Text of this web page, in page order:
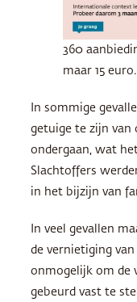
360
maar 15 euro.
In sommige
getuige te zijn van
ondergaan, wat
Slachtoffers
in het bijzijn van
In veel gevallen
de vernietiging
onmogelijk om de
gebeurd vast te